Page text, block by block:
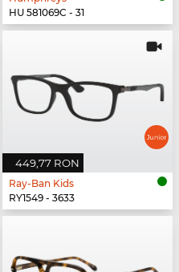
HU 581069C - 31
449,77 RON
Ray-Ban Kids
RY1549 - 3633